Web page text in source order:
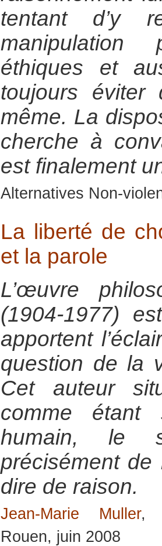
tentant d’y
éthiques et
toujours éviter
même. La
cherche à
est finalement
Alternatives Non-
La liberté de
et la parole
L’œuvre
(1904-1977)
apportent
question de la
Cet auteur
comme étant
humain, le
précisément de
dire de raison.
Jean-Marie Muller,
Rouen, juin 2008